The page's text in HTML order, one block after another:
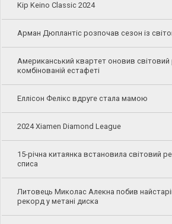
Kip Keino Classic 2024
Арман Дюплантіс розпочав сезон із
Американський квартет оновив світовий
комбінованій естафеті
Еллісон Фелікс вдруге стала мамою
2024 Xiamen Diamond League
15-річна китаянка встановила світовий
списа
Литовець Миколас Алекна побив
рекорд у метані диска